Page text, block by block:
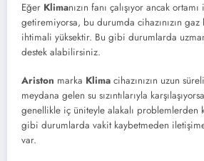
Eğer Klimanızın fanı çalışıyor ancak
getiremiyorsa, bu durumda cihazınızın gaz
ihtimali yüksektir. Bu gibi durumlarda
destek alabilirsiniz.
Ariston marka Klima cihazınızın uzun
meydana gelen su sızıntılarıyla
genellikle iç üniteyle alakalı problemlerden
gibi durumlarda vakit kaybetmeden
var.